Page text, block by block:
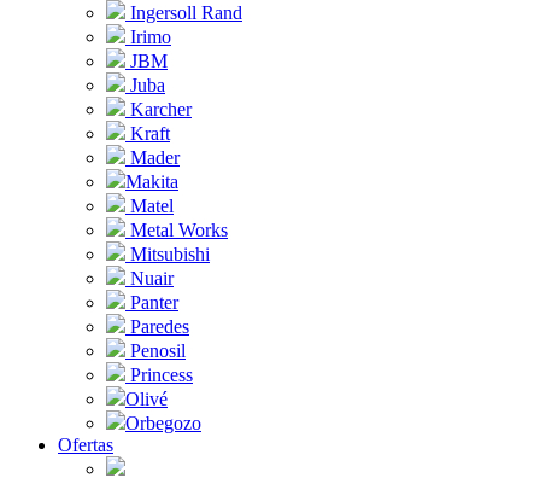
Ingersoll Rand
Irimo
JBM
Juba
Karcher
Kraft
Mader
Makita
Matel
Metal Works
Mitsubishi
Nuair
Panter
Paredes
Penosil
Princess
Olivé
Orbegozo
Ofertas